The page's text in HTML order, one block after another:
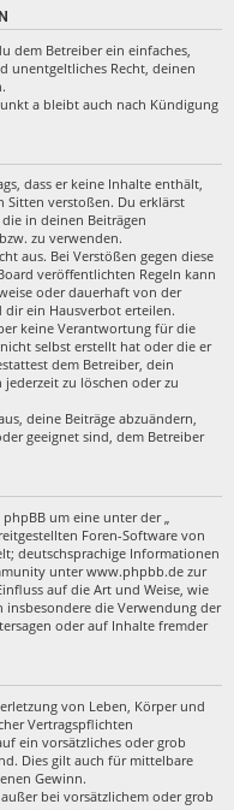
dem Betreiber ein einfaches,
unentgeltliches Recht, deinen
a bleibt auch nach Kündigung
dass er keine Inhalte enthält,
Sitten verstoßen. Du erklärst
in deinen Beiträgen
zu verwenden.
aus. Bei Verstößen gegen diese
veröffentlichten Regeln kann
oder dauerhaft von der
dir ein Hausverbot erteilen.
keine Verantwortung für die
selbst erstellt hat oder die er
dem Betreiber, dein
zu löschen oder zu
deine Beiträge abzuändern,
geeignet sind, dem Betreiber
um eine unter der „
Foren-Software von
deutschsprachige Informationen
unter www.phpbb.de zur
auf die Art und Weise, wie
die Verwendung der
oder auf Inhalte fremder
von Leben, Körper und
Vertragspflichten
ein vorsätzliches oder grob
Dies gilt auch für mittelbare
Gewinn.
bei vorsätzlichem oder grob